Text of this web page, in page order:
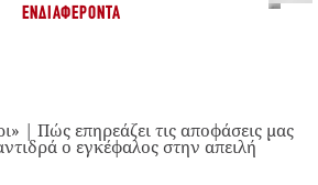
ΕΝΔΙΑΦΈΡΟΝΤΑ
| Πώς επηρεάζει τις αποφάσεις μας
ο εγκέφαλος στην απειλή